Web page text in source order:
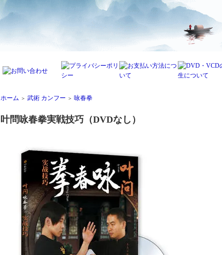
ホーム ＞ 武術 カンフー ＞ 咏春拳
叶問咏春拳実戦技巧（DVDなし）